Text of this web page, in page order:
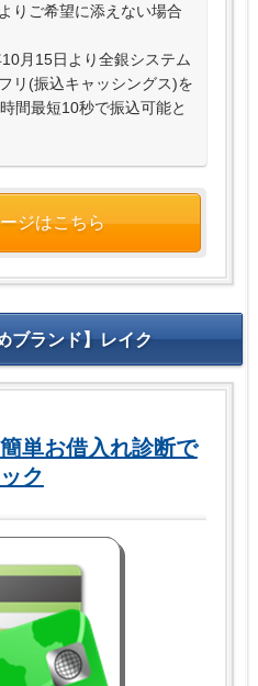
りご希望に添えない場合
月15日より全銀システム
リ(振込キャッシングス)を
間最短10秒で振込可能と
ジはこちら
ブランド】レイク
単お借入れ診断で
ク